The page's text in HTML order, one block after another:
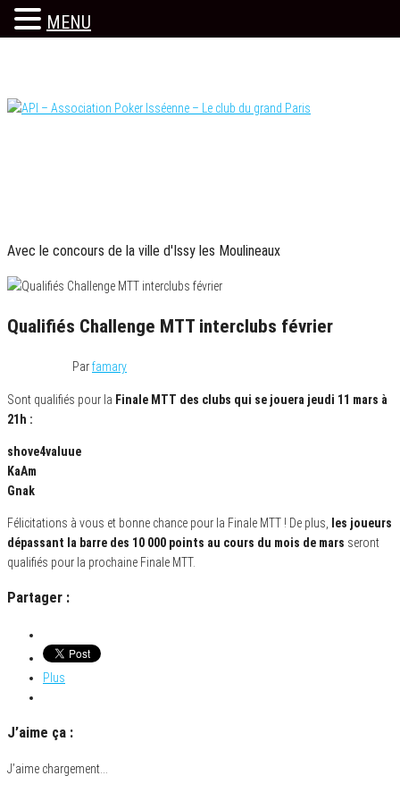
content
Avec le concours de la ville d'Issy les Moulineaux
Qualifiés Challenge MTT interclubs février
Parfamary
Sont qualifiés pour la Finale MTT des clubs qui se jouera jeudi 11 mars à
21h :
shove4valuue
KaAm
Gnak
Félicitations à vous et bonne chance pour la Finale MTT ! De plus,
les joueurs
dépassant la barre des 10 000 points au cours du mois de mars seront
qualifiés pour la prochaine Finale MTT.
Partager :
Plus
J’aime ça :
J’aime chargement…
MENU